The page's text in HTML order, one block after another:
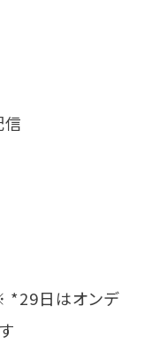
*29日はオンデ